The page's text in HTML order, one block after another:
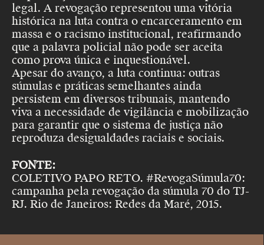
legal. A revogação representou uma vitória
histórica na luta contra o encarceramento em
massa e o racismo institucional, reafirmando
que a palavra policial não pode ser aceita
como prova única e inquestionável.
Apesar do avanço, a luta continua: outras
súmulas e práticas semelhantes ainda
persistem em diversos tribunais, mantendo
viva a necessidade de vigilância e mobilização
para garantir que o sistema de justiça não
reproduza desigualdades raciais e sociais.
FONTE:
COLETIVO PAPO RETO. #RevogaSúmula70:
campanha pela revogação da súmula 70 do TJ-
RJ. Rio de Janeiros: Redes da Maré, 2015.